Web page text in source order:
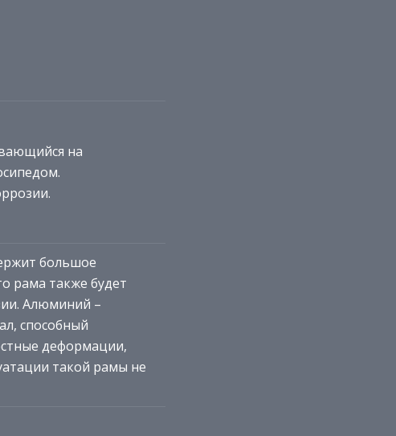
на
большое
рама также будет
Алюминий –
способный
деформации,
такой рамы не